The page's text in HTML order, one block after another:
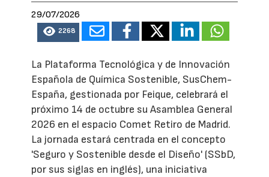
29/07/2026
2268
La Plataforma Tecnológica y de Innovación
Española de Química Sostenible, SusChem-
España, gestionada por Feique, celebrará el
próximo 14 de octubre su Asamblea General
2026 en el espacio Comet Retiro de Madrid.
La jornada estará centrada en el concepto
'Seguro y Sostenible desde el Diseño' (SSbD,
por sus siglas en inglés), una iniciativa